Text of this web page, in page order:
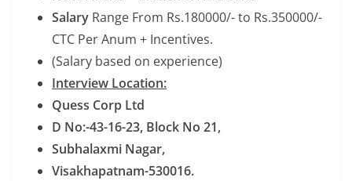
Salary Range From Rs.180000/- to Rs.350000/-
CTC Per Anum + Incentives.
(Salary based on experience)
Interview Location:
Quess Corp Ltd
D No:-43-16-23, Block No 21,
Subhalaxmi Nagar,
Visakhapatnam-530016.